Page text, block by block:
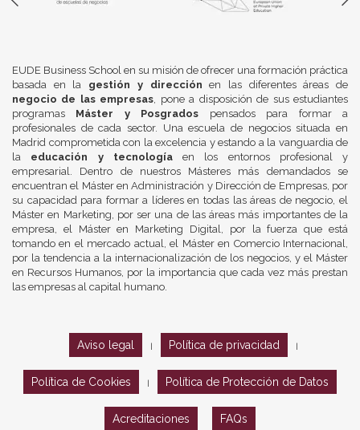
EUDE Business School en su misión de ofrecer una formación práctica
basada en la gestión y dirección en las diferentes áreas de
negocio de las empresas , pone a disposición de sus estudiantes
programas Máster y Posgrados pensados para formar a
profesionales de cada sector. Una escuela de negocios situada en
Madrid comprometida con la excelencia y estando a la vanguardia de
la educación y tecnologíaen los entornos profesional y
empresarial. Dentro de nuestros Másteres más demandados se
encuentran el Máster en Administración y Dirección de Empresas, por
su capacidad para formar a líderes en todas las áreas de negocio, el
Máster en Marketing, por ser una de las áreas más importantes de la
empresa, el Máster en Marketing Digital, por la fuerza que está
tomando en el mercado actual, el Máster en Comercio Internacional,
por la tendencia a la internacionalización de los negocios, y el Máster
en Recursos Humanos, por la importancia que cada vez más prestan
las empresas al capital humano.
Aviso legal Política de privacidad
Política de Cookies Política de Protección de Datos
Acreditaciones FAQs